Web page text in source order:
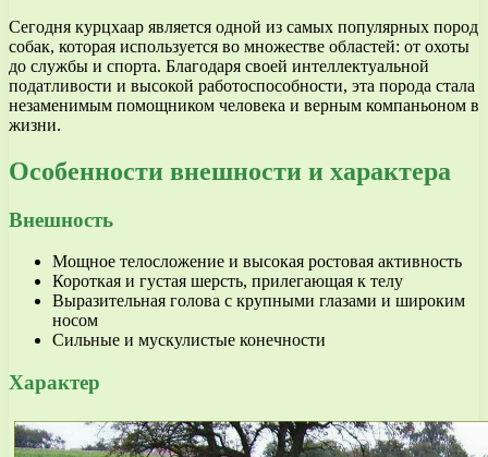
Сегодня курцхаар является одной из самых популярных пород
собак, которая используется во множестве областей: от охоты
до службы и спорта. Благодаря своей интеллектуальной
податливости и высокой работоспособности, эта порода стала
незаменимым помощником человека и верным компаньоном в
жизни.
Особенности внешности и характера
Внешность
Мощное телосложение и высокая ростовая активность
Короткая и густая шерсть, прилегающая к телу
Выразительная голова с крупными глазами и широким
носом
Сильные и мускулистые конечности
Характер